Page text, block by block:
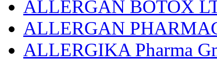
ALLERGAN BOTOX
ALLERGAN
ALLERGIKA Pharma